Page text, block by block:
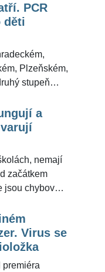
zdravotnictví
uvedla pro
Ruth
PCR
děti
Plzeňském,
stupeň
z řad
Školy by
testy
Ruth
a
nemají
začátkem
chybové a
proto je
pro
Tachezy.
Virus se
premiéra